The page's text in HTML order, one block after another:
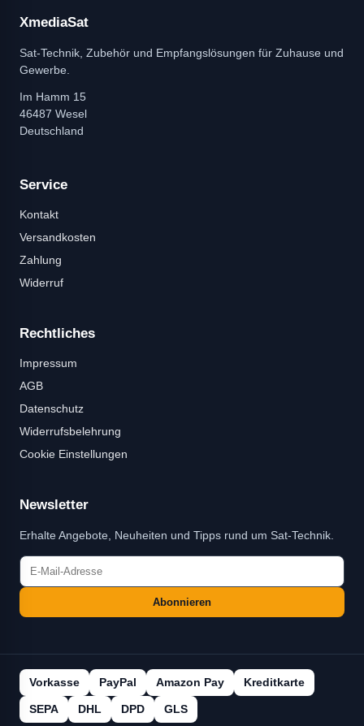
XmediaSat
Sat-Technik, Zubehör und Empfangslösungen für Zuhause und
Gewerbe.
Im Hamm 15
46487 Wesel
Deutschland
Service
Kontakt
Versandkosten
Zahlung
Widerruf
Rechtliches
Impressum
AGB
Datenschutz
Widerrufsbelehrung
Cookie Einstellungen
Newsletter
Erhalte Angebote, Neuheiten und Tipps rund um Sat-Technik.
Abonnieren
Vorkasse PayPal Amazon Pay Kreditkarte
SEPA DHL DPD GLS